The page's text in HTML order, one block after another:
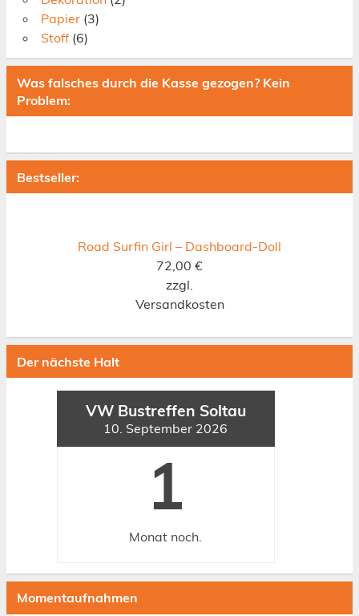
Papier (3)
Stoff (6)
Was falsches durch die Kasse gezogen? Kein
Problem:
Bestseller:
Road Surfin Girl – Dashboard-Doll
72,00 €
zzgl.
Versandkosten
Der nächste Halt
VW Bustreffen Soltau
10. September 2026
1
Monat noch.
Momentaufnahmen